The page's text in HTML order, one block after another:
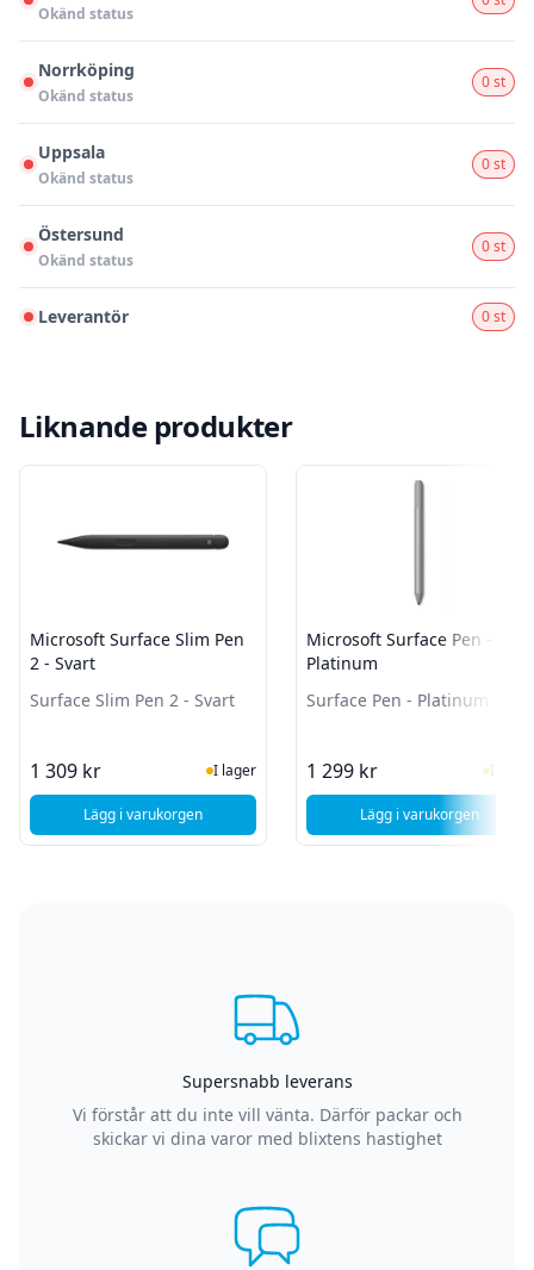
Okänd status
Norrköping
Okänd status
0 st
Uppsala
Okänd status
0 st
Östersund
Okänd status
0 st
Leverantör 0 st
Liknande produkter
Microsoft Surface Slim Pen
2 - Svart
Surface Slim Pen 2 - Svart
1 309 kr I Lager
I lager
Lägg i varukorgen, Microsoft Surface Slim Pen 2 - Svart
Microsoft Surface Pen -
Platinum
Surface Pen - Platinum
1 299 kr I
Lägg i varukorgen
, Microsoft
Supersnabb leverans
Vi förstår att du inte vill vänta. Därför packar och
skickar vi dina varor med blixtens hastighet